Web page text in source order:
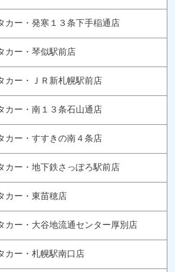
カー・発寒１３条下手稲通店
カー・琴似駅前店
カー・ＪＲ新札幌駅前店
カー・南１３条石山通店
カー・すすきの南４条店
カー・地下鉄さっぽろ駅前店
カー・東苗穂店
カー・大谷地流通センター厚別店
カー・札幌駅南口店